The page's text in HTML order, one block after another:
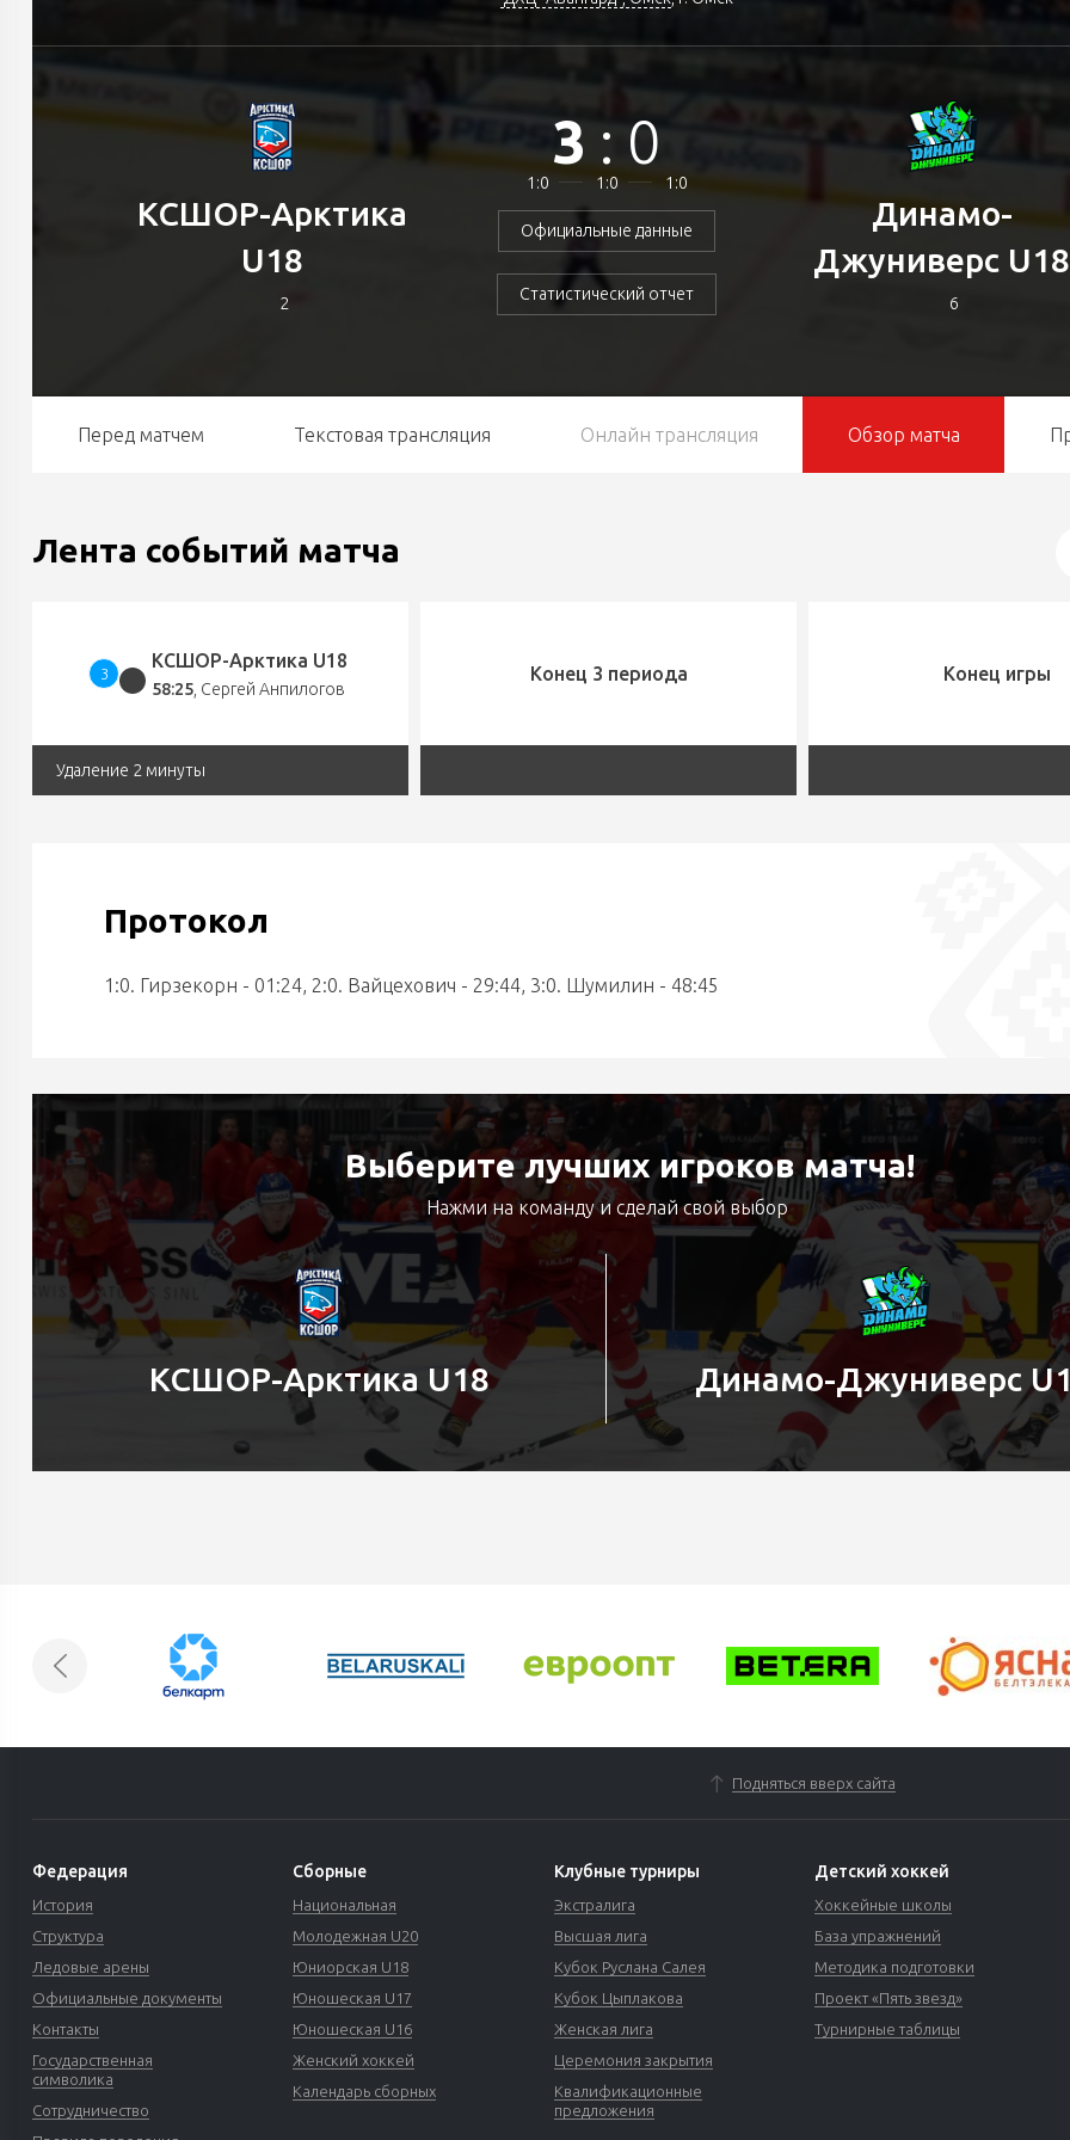
КСШОР-Арктика
U18
2
3 :0
1:0 1:0 1:0
Официальные данные
Статистический отчет
Динамо-
Джуниверс U18
6
Перед матчем Текстовая трансляция Онлайн трансляция Обзор матча
Лента событий матча
3
КСШОР-Арктика U18
58:25 Сергей Анпилогов
Удаление 2 минуты
Конец 3 периода Конец игры
Протокол
1:0. Гирзекорн - 01:24, 2:0. Вайцехович - 29:44, 3:0. Шумилин - 48:45
Выберите лучших игроков матча!
Нажми на команду и сделай свой выбор
КСШОР-Арктика U18 Динамо-Джуниверс
Подняться вверх сайта
Федерация
История
Структура
Ледовые арены
Официальные документы
Контакты
Государственная
символика
Сотрудничество
Сборные
Национальная
Молодежная U20
Юниорская U18
Юношеская U17
Юношеская U16
Женский хоккей
Календарь сборных
Клубные турниры
Экстралига
Высшая лига
Кубок Руслана Салея
Кубок Цыплакова
Женская лига
Церемония закрытия
Квалификационные
предложения
Детский хоккей
Хоккейные школы
База упражнений
Методика подготовки
Проект «Пять звезд»
Турнирные таблицы